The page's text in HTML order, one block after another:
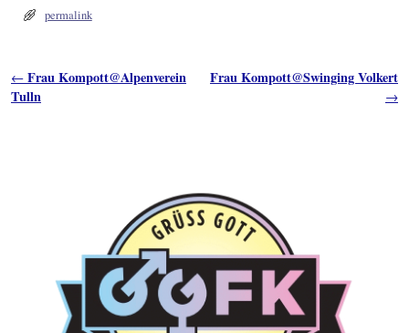
permalink
Artikelnavigation
← Frau Kompott@Alpenverein
Tulln
Frau Kompott@Swinging Volkert
→